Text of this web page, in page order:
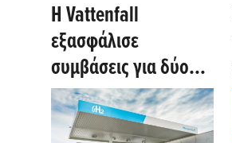
Η Vattenfall
εξασφάλισε
συμβάσεις για δύο
υπεράκτια αιολικά
πάρκα στα δανικά